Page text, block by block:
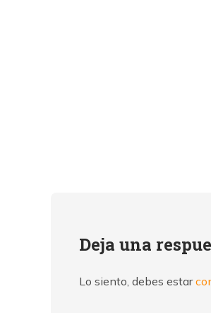
Deja una
Lo siento, debes estar